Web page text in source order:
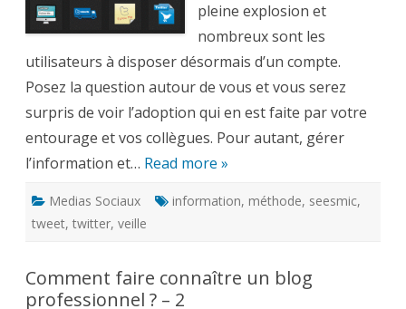
pleine explosion et
nombreux sont les
utilisateurs à disposer désormais d’un compte.
Posez la question autour de vous et vous serez
surpris de voir l’adoption qui en est faite par votre
entourage et vos collègues. Pour autant, gérer
l’information et… Read more »
Medias Sociaux information, méthode, seesmic,
tweet, twitter, veille
Comment faire connaître un blog
professionnel ? – 2